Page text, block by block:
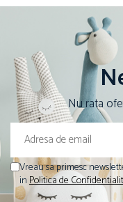
Nu rata
Vreau sa primesc
inPolitica de